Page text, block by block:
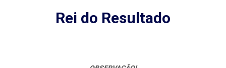
Rei do Resultado